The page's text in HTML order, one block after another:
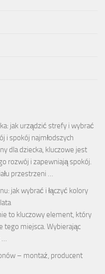
jak urządzić strefy i wybrać
i spokój najmłodszych
dla dziecka, kluczowe jest
rozwój i zapewniają spokój.
przestrzeni …
jak wybrać i łączyć kolory
to kluczowy element, który
tego miejsca. Wybierając
…
– montaż, producent